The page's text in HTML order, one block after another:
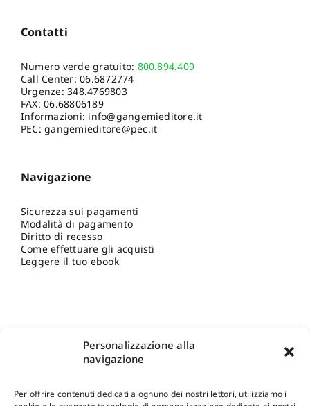
Personalizzazione alla
navigazione
Per offrire contenuti dedicati a ognuno dei nostri lettori, utilizziamo i
Contatti
Numero verde gratuito: 800.894.409
Call Center:06.6872774
Urgenze:348.4769803
FAX: 06.68806189
Informazioni: info@gangemieditore.it
PEC: gangemieditore@pec.it
Navigazione
Sicurezza sui pagamenti
Modalità di pagamento
Diritto di recesso
Come effettuare gli acquisti
Leggere il tuo ebook